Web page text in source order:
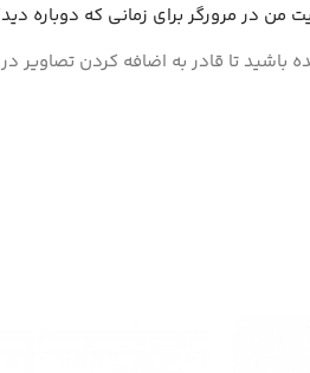
من در مرورگر برای زمانی که دوباره
تا قادر به اضافه کردن تصاویر